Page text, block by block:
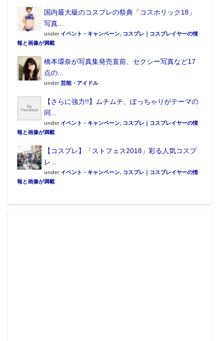
国内最大級のコスプレの祭典「コスホリック18」
写真...
under イベント・キャンペーン, コスプレ｜コスプレイヤーの情
報と画像が満載
橋本環奈が写真集発売直前、セクシー写真など17
点の...
under 芸能・アイドル
【さらに強力!!】ムチムチ、ぽっちゃりがテーマの
同...
under イベント・キャンペーン, コスプレ｜コスプレイヤーの情
報と画像が満載
【コスプレ】「ストフェス2018」彩る人気コスプ
レ...
under イベント・キャンペーン, コスプレ｜コスプレイヤーの情
報と画像が満載